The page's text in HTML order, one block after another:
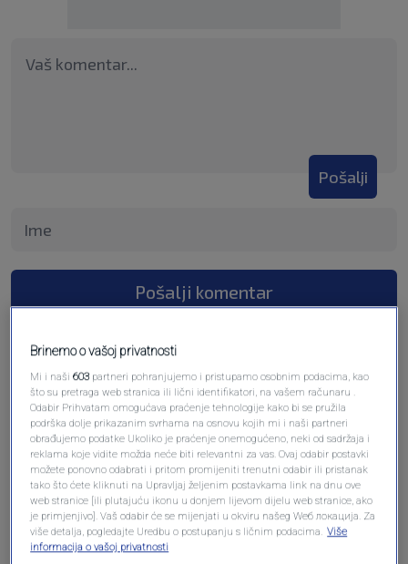
Pošalji
Pošalji komentar
Oglas
Brinemo o vašoj privatnosti
Mi i naši603 partneri pohranjujemo i pristupamo osobnim podacima, kao
što su pretraga web stranica ili lični identifikatori, na vašem računaru .
Odabir Prihvatam omogućava praćenje tehnologije kako bi se pružila
podrška dolje prikazanim svrhama na osnovu kojih mi i naši partneri
obrađujemo podatke Ukoliko je praćenje onemogućeno, neki od sadržaja i
reklama koje vidite možda neće biti relevantni za vas. Ovaj odabir postavki
možete ponovno odabrati i pritom promijeniti trenutni odabir ili pristanak
tako što ćete kliknuti na Upravljaj željenim postavkama link na dnu ove
web stranice [ili plutajuću ikonu u donjem lijevom dijelu web stranice, ako
je primjenjivo]. Vaš odabir će se mijenjati u okviru našeg Wеб локација. Za
više detalja, pogledajte Uredbu o postupanju s ličnim podacima. Više
informacija o vašoj privatnosti